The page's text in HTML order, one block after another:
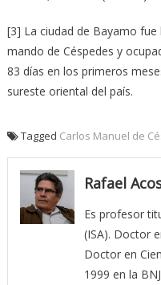
[3] La ciudad de Bayamo
mando de Céspedes y
83 días en los primeros
sureste oriental del país.
Tagged Carlos Manuel de
Rafael
Es profesor
(ISA). Doctor
Doctor en
1999 en la